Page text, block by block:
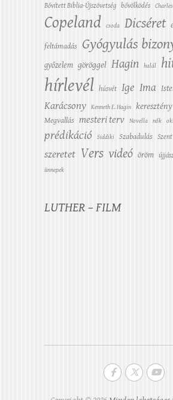
Bővített Biblia-Újszövetség bővölködés
Copeland csoda Dicséret
feltámadás Gyógyulás
győzelem göröggel Hagin halál
hírlevél húsvét Ige Ima
Karácsony Kenneth E. Hagin
Megvallás mesteri terv Novella nők
prédikáció Siddiki Szabadulás
szeretet Vers videó öröm
ünnepek
LUTHER – FILM